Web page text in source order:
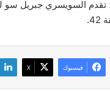
تقدم السويسري جبريل سو
فيسبوك ‫X